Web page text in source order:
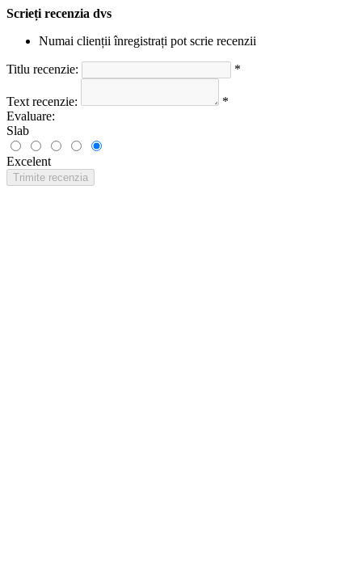
Scrieți recenzia dvs
Numai clienții înregistrați pot scrie recenzii
Titlu recenzie: *
Text recenzie:
*
Evaluare:
Slab
Excelent
Trimite recenzia